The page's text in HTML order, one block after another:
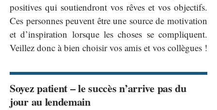
positives qui soutiendront vos rêves et vos objectifs.
Ces personnes peuvent être une source de motivation
et d’inspiration lorsque les choses se compliquent.
Veillez donc à bien choisir vos amis et vos collègues !
Soyez patient – le succès n’arrive pas du
jour au lendemain